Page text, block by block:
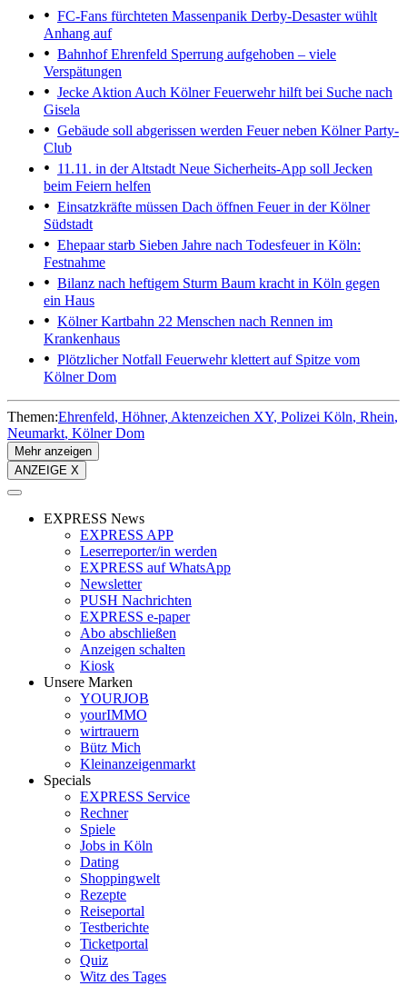
FC-Fans fürchteten Massenpanik Derby-Desaster wühlt
Anhang auf
Bahnhof Ehrenfeld Sperrung aufgehoben – viele
Verspätungen
Jecke Aktion Auch Kölner Feuerwehr hilft bei Suche nach
Gisela
Gebäude soll abgerissen werden Feuer neben Kölner Party-
Club
11.11. in der Altstadt Neue Sicherheits-App soll Jecken
beim Feiern helfen
Einsatzkräfte müssen Dach öffnen Feuer in der Kölner
Südstadt
Ehepaar starb Sieben Jahre nach Todesfeuer in Köln:
Festnahme
Bilanz nach heftigem Sturm Baum kracht in Köln gegen
ein Haus
Kölner Kartbahn 22 Menschen nach Rennen im
Krankenhaus
Plötzlicher Notfall Feuerwehr klettert auf Spitze vom
Kölner Dom
Themen:Ehrenfeld Höhner Aktenzeichen XY Polizei Köln Rhein
Neumarkt Kölner Dom
Mehr anzeigen
ANZEIGE X
EXPRESS News
EXPRESS APP
Leserreporter/in werden
EXPRESS auf WhatsApp
Newsletter
PUSH Nachrichten
EXPRESS e-paper
Abo abschließen
Anzeigen schalten
Kiosk
Unsere Marken
YOURJOB
yourIMMO
wirtrauern
Bütz Mich
Kleinanzeigenmarkt
Specials
EXPRESS Service
Rechner
Spiele
Jobs in Köln
Dating
Shoppingwelt
Rezepte
Reiseportal
Testberichte
Ticketportal
Quiz
Witz des Tages